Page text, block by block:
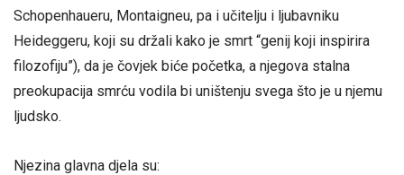
Schopenhaueru, Montaigneu, pa i učitelju i ljubavniku
Heideggeru, koji su držali kako je smrt “genij koji inspirira
filozofiju”), da je čovjek biće početka, a njegova stalna
preokupacija smrću vodila bi uništenju svega što je u njemu
ljudsko.
Njezina glavna djela su: